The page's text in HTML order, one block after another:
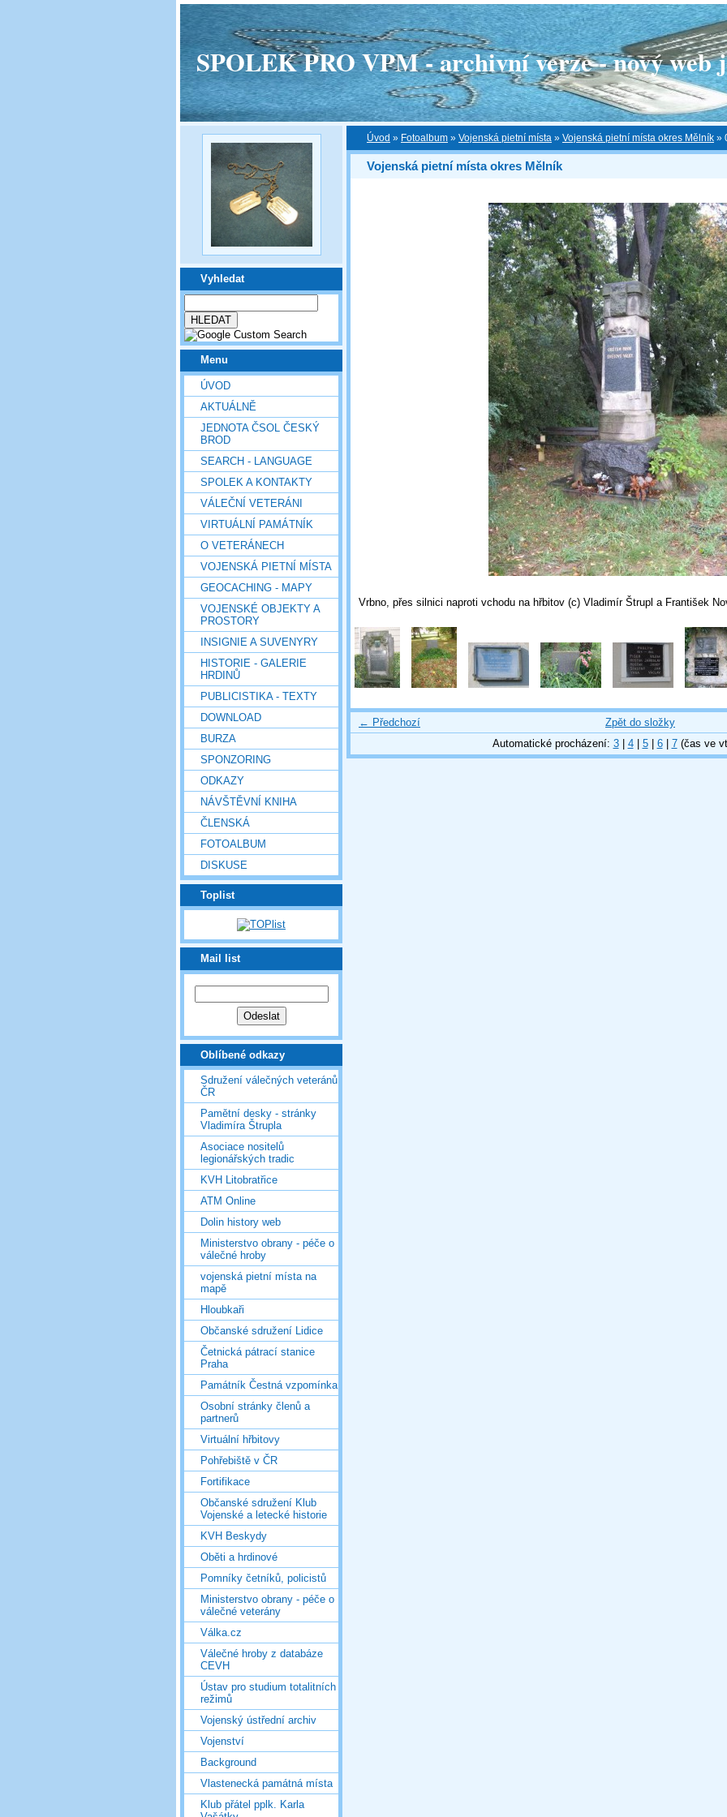
SPOLEK PRO VPM - archivní verze - nový web
Vyhledat
Menu
ÚVOD
AKTUÁLNĚ
JEDNOTA ČSOL ČESKÝ
BROD
SEARCH - LANGUAGE
SPOLEK A KONTAKTY
VÁLEČNÍ VETERÁNI
VIRTUÁLNÍ PAMÁTNÍK
O VETERÁNECH
VOJENSKÁ PIETNÍ MÍSTA
GEOCACHING - MAPY
VOJENSKÉ OBJEKTY A
PROSTORY
INSIGNIE A SUVENYRY
HISTORIE - GALERIE
HRDINŮ
PUBLICISTIKA - TEXTY
DOWNLOAD
BURZA
SPONZORING
ODKAZY
NÁVŠTĚVNÍ KNIHA
ČLENSKÁ
FOTOALBUM
DISKUSE
Toplist
Mail list
Oblíbené odkazy
Sdružení válečných veteránů
ČR
Pamětní desky - stránky
Vladimíra Štrupla
Asociace nositelů
legionářských tradic
KVH Litobratřice
ATM Online
Dolin history web
Ministerstvo obrany - péče o
válečné hroby
vojenská pietní místa na
mapě
Hloubkaři
Občanské sdružení Lidice
Četnická pátrací stanice
Praha
Památník Čestná vzpomínka
Osobní stránky členů a
partnerů
Virtuální hřbitovy
Pohřebiště v ČR
Fortifikace
Občanské sdružení Klub
Vojenské a letecké historie
KVH Beskydy
Oběti a hrdinové
Pomníky četníků, policistů
Ministerstvo obrany - péče o
válečné veterány
Válka.cz
Válečné hroby z databáze
CEVH
Ústav pro studium totalitních
režimů
Vojenský ústřední archiv
Vojenství
Background
Vlastenecká památná místa
Klub přátel pplk. Karla
Úvod » Fotoalbum » Vojenská pietní místa » Vojenská pietní místa okres Mělník »
Vojenská pietní místa okres Mělník
Vrbno, přes silnici naproti vchodu na hřbitov (c) Vladimír Štrupl a František
← Předchozí
Zpět do složky
Automatické procházení: 3| 4| 5| 6| 7(čas ve